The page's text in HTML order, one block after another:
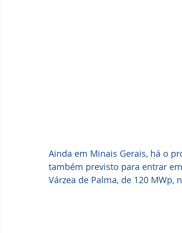
Ainda em Minais Gerais, há o
também previsto para entrar
Várzea de Palma, de 120 MWp,